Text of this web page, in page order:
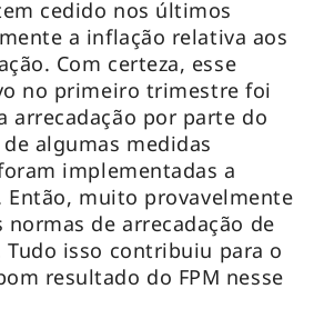
cedido nos últimos
a inflação relativa aos
Com certeza, esse
no primeiro trimestre foi
arrecadação por parte do
algumas medidas
implementadas a
muito provavelmente
normas de arrecadação de
isso contribuiu para o
resultado do FPM nesse